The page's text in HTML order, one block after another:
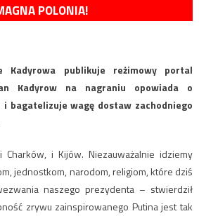
POLONIA!
Kadyrowa publikuje reżimowy portal
Kadyrow na nagraniu opowiada o
i bagatelizuje wagę dostaw zachodniego
i Kijów. Niezauważalnie idziemy
jednostkom, narodom, religiom, które dziś
naszego prezydenta – stwierdził
zrywu zainspirowanego Putina jest tak